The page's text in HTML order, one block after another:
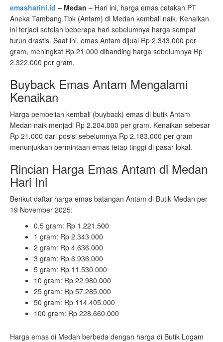
emasharini.id – Medan – Hari ini, harga emas cetakan PT
Aneka Tambang Tbk (Antam) di Medan kembali naik. Kenaikan
ini terjadi setelah beberapa hari sebelumnya harga sempat
turun drastis. Saat ini, emas Antam dijual Rp 2.343.000 per
gram, meningkat Rp 21.000 dibanding harga sebelumnya Rp
2.322.000 per gram.
Buyback Emas Antam Mengalami
Kenaikan
Harga pembelian kembali (buyback) emas di butik Antam
Medan naik menjadi Rp 2.204.000 per gram. Kenaikan sebesar
Rp 21.000 dari posisi sebelumnya Rp 2.183.000 per gram
menunjukkan permintaan emas tetap tinggi di pasar lokal.
Rincian Harga Emas Antam di Medan
Hari Ini
Berikut daftar harga emas batangan Antam di Butik Medan per
19 November 2025:
0,5 gram: Rp 1.221.500
1 gram: Rp 2.343.000
2 gram: Rp 4.636.000
3 gram: Rp 6.936.000
5 gram: Rp 11.530.000
10 gram: Rp 22.980.000
25 gram: Rp 57.285.000
50 gram: Rp 114.405.000
100 gram: Rp 228.660.000
Harga emas di Medan berbeda dengan harga di Butik Logam